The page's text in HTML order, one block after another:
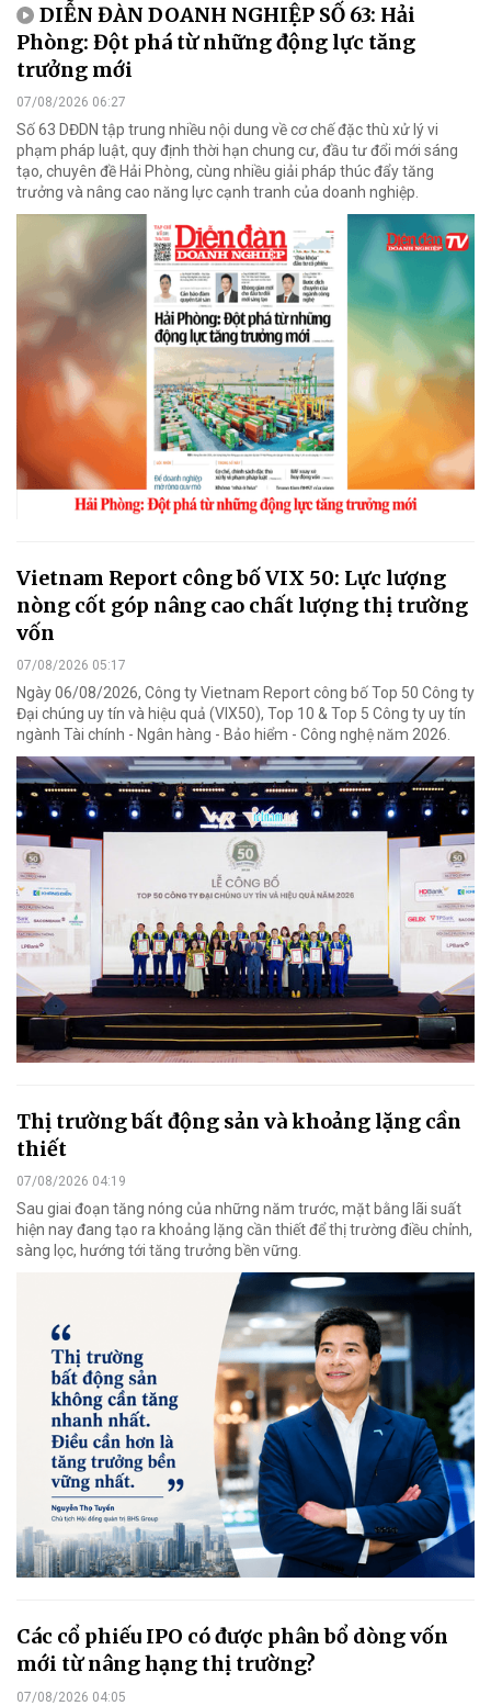
DIỄN ĐÀN DOANH NGHIỆP SỐ 63: Hải
Phòng: Đột phá từ những động lực tăng
trưởng mới
07/08/2026 06:27
Số 63 DĐDN tập trung nhiều nội dung về cơ chế đặc thù xử lý vi
phạm pháp luật, quy định thời hạn chung cư, đầu tư đổi mới sáng
tạo, chuyên đề Hải Phòng, cùng nhiều giải pháp thúc đẩy tăng
trưởng và nâng cao năng lực cạnh tranh của doanh nghiệp.
Vietnam Report công bố VIX 50: Lực lượng
nòng cốt góp nâng cao chất lượng thị trường
vốn
07/08/2026 05:17
Ngày 06/08/2026, Công ty Vietnam Report công bố Top 50 Công ty
Đại chúng uy tín và hiệu quả (VIX50), Top 10 & Top 5 Công ty uy tín
ngành Tài chính - Ngân hàng - Bảo hiểm - Công nghệ năm 2026.
Thị trường bất động sản và khoảng lặng cần
thiết
07/08/2026 04:19
Sau giai đoạn tăng nóng của những năm trước, mặt bằng lãi suất
hiện nay đang tạo ra khoảng lặng cần thiết để thị trường điều chỉnh,
sàng lọc, hướng tới tăng trưởng bền vững.
Các cổ phiếu IPO có được phân bổ dòng vốn
mới từ nâng hạng thị trường?
07/08/2026 04:05